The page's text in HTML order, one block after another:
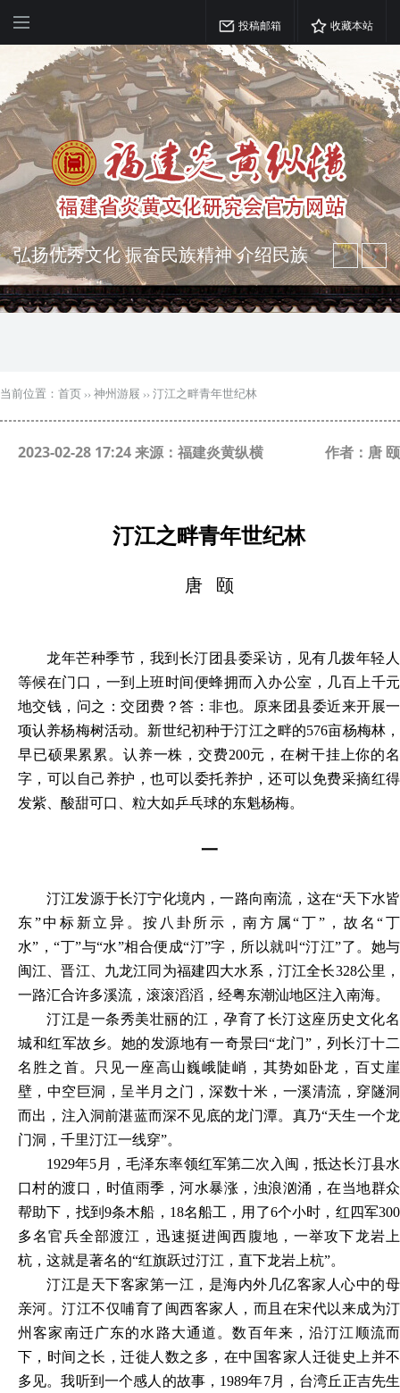
投稿邮箱 收藏本站
弘扬优秀文化 振奋民族精神 介绍民族
瑰宝 宣传中华精英
突出海西特色 报道台港澳侨 坚持古为
当前位置： 首页 ›› 神州游屐 ›› 汀江之畔青年世纪林
2023-02-28 17:24 来源：福建炎黄纵横 作者：唐 颐
汀江之畔青年世纪林
唐 颐
龙年芒种季节，我到长汀团县委采访，见有几拨年轻人
等候在门口，一到上班时间便蜂拥而入办公室，几百上千元
地交钱，问之：交团费？答：非也。原来团县委近来开展一
项认养杨梅树活动。新世纪初种于汀江之畔的576亩杨梅林，
早已硕果累累。认养一株，交费200元，在树干挂上你的名
字，可以自己养护，也可以委托养护，还可以免费采摘红得
发紫、酸甜可口、粒大如乒乓球的东魁杨梅。
一
汀江发源于长汀宁化境内，一路向南流，这在“天下水皆
东”中标新立异。按八卦所示，南方属“丁”，故名“丁
水”，“丁”与“水”相合便成“汀”字，所以就叫“汀江”了。她与
闽江、晋江、九龙江同为福建四大水系，汀江全长328公里，
一路汇合许多溪流，滚滚滔滔，经粤东潮汕地区注入南海。
汀江是一条秀美壮丽的江，孕育了长汀这座历史文化名
城和红军故乡。她的发源地有一奇景曰“龙门”，列长汀十二
名胜之首。只见一座高山巍峨陡峭，其势如卧龙，百丈崖
壁，中空巨洞，呈半月之门，深数十米，一溪清流，穿隧洞
而出，注入洞前湛蓝而深不见底的龙门潭。真乃“天生一个龙
门洞，千里汀江一线穿”。
1929年5月，毛泽东率领红军第二次入闽，抵达长汀县水
口村的渡口，时值雨季，河水暴涨，浊浪汹涌，在当地群众
帮助下，找到9条木船，18名船工，用了6个小时，红四军300
多名官兵全部渡江，迅速挺进闽西腹地，一举攻下龙岩上
杭，这就是著名的“红旗跃过汀江，直下龙岩上杭”。
汀江是天下客家第一江，是海内外几亿客家人心中的母
亲河。汀江不仅哺育了闽西客家人，而且在宋代以来成为汀
州客家南迁广东的水路大通道。数百年来，沿汀江顺流而
下，时间之长，迁徙人数之多，在中国客家人迁徙史上并不
多见。我听到一个感人的故事， 1989年7月，台湾丘正吉先生